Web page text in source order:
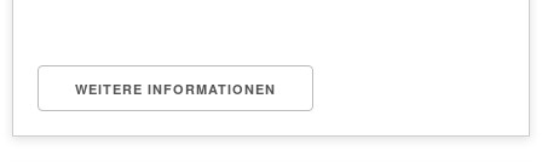
WEITERE INFORMATIONEN